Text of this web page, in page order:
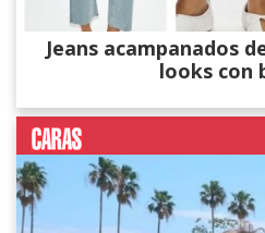
Jeans acampanados
looks con